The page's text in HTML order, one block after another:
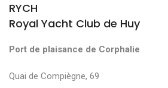
RYCH
Royal Yacht Club de Huy
Port de plaisance de Corphalie
Quai de Compiègne, 69